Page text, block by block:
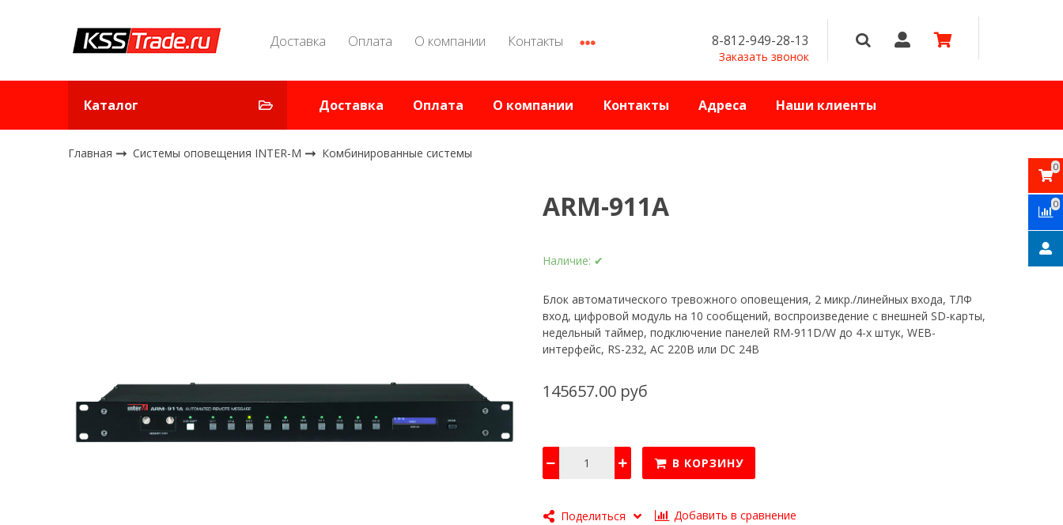
8-812-949-28-13
Заказать звонок
Доставка Оплата О компании Контакты
Каталог Доставка Оплата О компании Контакты Адреса Наши клиенты
Главная Системы оповещения INTER-M Комбинированные системы
ARM-911A
Наличие: ✔
Блок автоматического тревожного оповещения, 2 микр./линейных входа, ТЛФ
вход, цифровой модуль на 10 сообщений, воспроизведение с внешней SD-карты,
недельный таймер, подключение панелей RM-911D/W до 4-х штук, WEB-
интерфейс, RS-232, AC 220В или DC 24В
145657.00 руб
В КОРЗИНУ
Поделиться Добавить в сравнение
0
0